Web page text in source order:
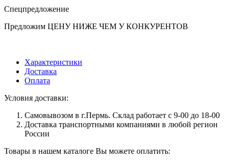
Спецпредложение
Предложим ЦЕНУ НИЖЕ ЧЕМ У КОНКУРЕНТОВ
Характеристики
Доставка
Оплата
Условия доставки:
Самовывозом в г.Пермь. Склад работает с 9-00 до 18-00
Доставка транспортными компаниями в любой регион
России
Товары в нашем каталоге Вы можете оплатить: